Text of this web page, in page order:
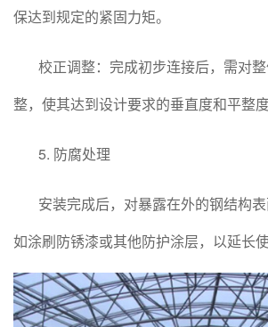
保达到规定的紧固力矩。
校正调整：完成初步连接后，需对
整，使其达到设计要求的垂直度和平整度
5. 防腐处理
安装完成后，对暴露在外的钢结构表
如涂刷防锈漆或其他防护涂层，以延长使